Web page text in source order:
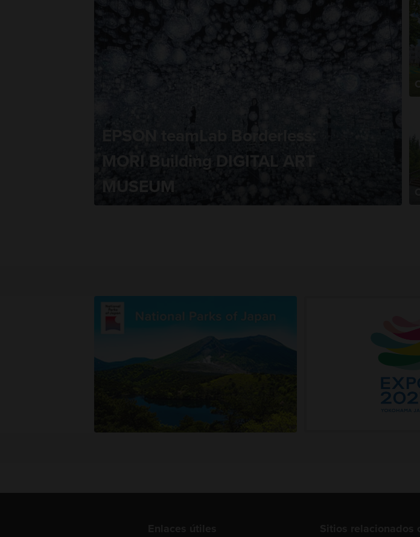
EPSON teamLab Borderless:
MORI Building DIGITAL ART
MUSEUM